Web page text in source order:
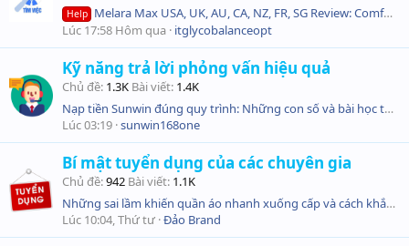
Help Melara Max USA, UK, AU, CA, NZ, FR, SG Review: Comfort, Support, and Better Sleep in One
Lúc 17:58 Hôm qua itglycobalanceopt
Kỹ năng trả lời phỏng vấn hiệu quả
Chủ đề 1.3K Bài viết 1.4K
Nạp tiền Sunwin đúng quy trình: Những con số và bài học thực tế từ người chơi
Lúc 03:19 sunwin168one
Bí mật tuyển dụng của các chuyên gia
Chủ đề 942 Bài viết 1.1K
Những sai lầm khiến quần áo nhanh xuống cấp và cách khắc phụ
Lúc 10:04, Thứ tư Đảo Brand